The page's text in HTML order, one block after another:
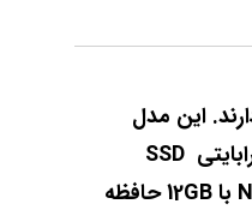
مجهز به پردازنده‌ی جدید Intel Core Ultra 9 275HX با معماری هوش مصنوعی (AI NPU) است که در کنار رم 32 گیگابایتی DDR5 و حافظه‌ی 1 ترابایتی SSD